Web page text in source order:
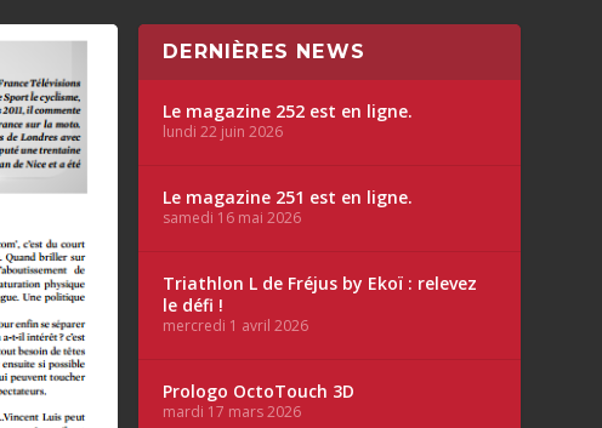
DERNIÈRES NEWS
Le magazine 252 est en ligne.
lundi 22 juin 2026
Le magazine 251 est en ligne.
samedi 16 mai 2026
Triathlon L de Fréjus by Ekoï : relevez
le défi !
mercredi 1 avril 2026
Prologo OctoTouch 3D
mardi 17 mars 2026